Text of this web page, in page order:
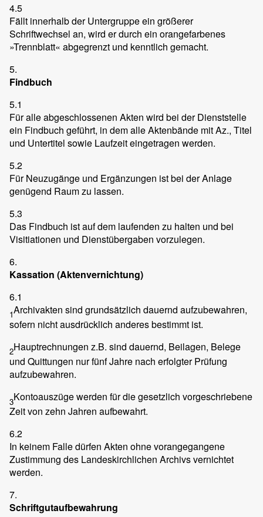
4.5
Fällt innerhalb der Untergruppe ein größerer
Schriftwechsel an, wird er durch ein orangefarbenes
»Trennblatt« abgegrenzt und kenntlich gemacht.
5.
Findbuch
5.1
Für alle abgeschlossenen Akten wird bei der Dienststelle
ein Findbuch geführt, in dem alle Aktenbände mit Az., Titel
und Untertitel sowie Laufzeit eingetragen werden.
5.2
Für Neuzugänge und Ergänzungen ist bei der Anlage
genügend Raum zu lassen.
5.3
Das Findbuch ist auf dem laufenden zu halten und bei
Visitiationen und Dienstübergaben vorzulegen.
6.
Kassation (Aktenvernichtung)
6.1
1Archivakten sind grundsätzlich dauernd aufzubewahren,
sofern nicht ausdrücklich anderes bestimmt ist.
2Hauptrechnungen z.B. sind dauernd, Beilagen, Belege
und Quittungen nur fünf Jahre nach erfolgter Prüfung
aufzubewahren.
3Kontoauszüge werden für die gesetzlich vorgeschriebene
Zeit von zehn Jahren aufbewahrt.
6.2
In keinem Falle dürfen Akten ohne vorangegangene
Zustimmung des Landeskirchlichen Archivs vernichtet
werden.
7.
Schriftgutaufbewahrung